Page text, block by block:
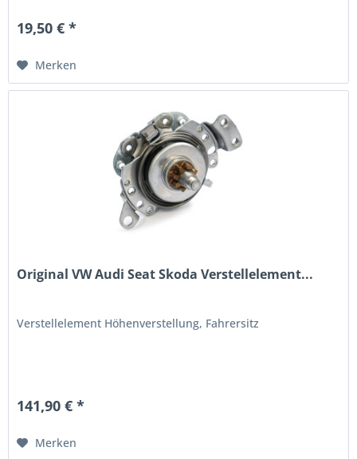
19,50 € *
Merken
Original VW Audi Seat Skoda Verstellelement...
Verstellelement Höhenverstellung, Fahrersitz
141,90 € *
Merken